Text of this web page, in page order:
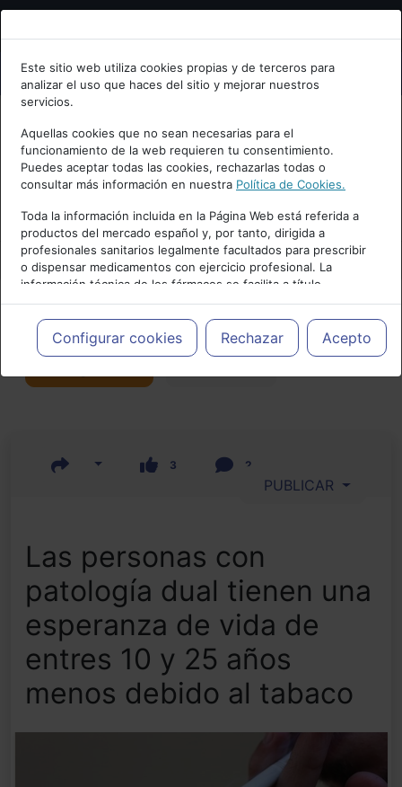
Bienvenid@ a psiquiatria.com
Escribe tu Email
Accede o regístrate con tu email.
Cancelar
Este sitio web utiliza cookies propias y de terceros para
analizar el uso que haces del sitio y mejorar nuestros
servicios.
Aquellas cookies que no sean necesarias para el
funcionamiento de la web requieren tu consentimiento.
Puedes aceptar todas las cookies, rechazarlas todas o
consultar más información en nuestra Política de Cookies.
Toda la información incluida en la Página Web está referida a
productos del mercado español y, por tanto, dirigida a
profesionales sanitarios legalmente facultados para prescribir
o dispensar medicamentos con ejercicio profesional. La
información técnica de los fármacos se facilita a título
meramente informativo, siendo responsabilidad de los
profesionales facultados prescribir medicamentos y decidir, en
cada caso concreto, el tratamiento más adecuado a las
necesidades del paciente.
Configurar cookies Rechazar Acepto
Actualidad y Artículos|Patología Dual
3 2
PUBLICAR
Las personas con
patología dual tienen una
esperanza de vida de
entres 10 y 25 años
menos debido al tabaco